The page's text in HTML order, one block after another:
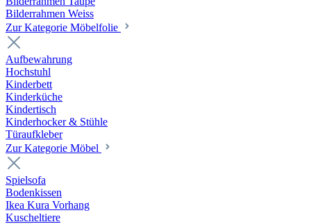
Bilderrahmen Weiss
Zur Kategorie Möbelfolie
Aufbewahrung
Hochstuhl
Kinderbett
Kinderküche
Kindertisch
Kinderhocker & Stühle
Türaufkleber
Zur Kategorie Möbel
Spielsofa
Bodenkissen
Ikea Kura Vorhang
Kuscheltiere